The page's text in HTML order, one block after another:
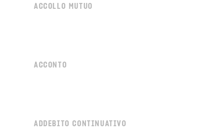
ACCOLLO MUTUO
ACCONTO
ADDEBITO CONTINUATIVO